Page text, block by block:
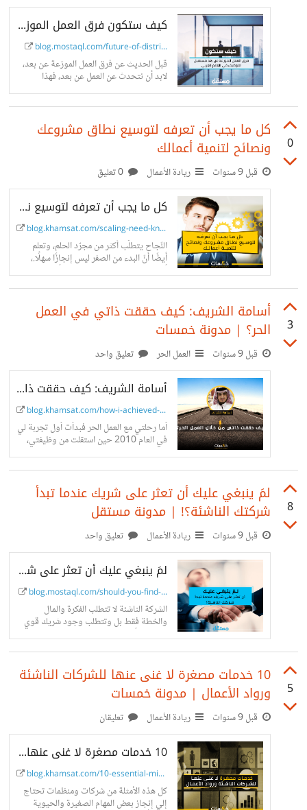
كيف ستكون فرق العمل الموزعة عن بعد مستقبل التوظيف في العالم العربي؟ | مدونة مستقل
blog.mostaql.com/future-of-distri...
قبل الحديث عن فرق العمل الموزعة عن بعد،
لابد أن نتحدث عن العمل عن بعد، فهذا
المصطلح لم يكن معروفا قبل السنوات العشر
0
كل ما يجب أن تعرفه لتوسيع نطاق مشروعك
ونصائح لتنمية أعمالك
قبل 9 سنوات ريادة الأعمال
كل ما يجب أن تعرفه لتوسيع نطاق مشروعك ونصائح لتنمية أعمالك | مدونة خمسات
blog.khamsat.com/scaling-need-kno...
النّجاح يتطلّب أكثر من مجرّد الحلم، وتعلم
أيضًا أنّ البدء من الصفر ليس إنجازًا سهلًا.،
أصبحت مستعدا للمرحلة التّالية، ألا وهي
3
أسامة الشريف: كيف حققت ذاتي في العمل
الحر؟ | مدونة خمسات
قبل 9 سنوات العمل الحر تعليق واحد
أسامة الشريف: كيف حققت ذاتي في العمل الحر؟
blog.khamsat.com/how-i-achieved-s...
أما رحلتي مع العمل الحر فبدأت أول تجربة لي
في العام 2010 حين استقلت من وظيفتي،
بعد عدة تجارب مع الوظائف التقليدية.
8
لمَ ينبغي عليك أن تعثر على شريك عندما تبدأ
شركتك الناشئة؟! | مدونة مستقل
قبل 9 سنوات ريادة الأعمال تعليق واحد
لمَ ينبغي عليك أن تعثر على شريك عندما تبدأ شركتك الناشئة؟! | مدونة مستقل
blog.mostaql.com/should-you-find-...
الشركة الناشئة لا تتطلب الفكرة والمال
والخطة فقط بل وتتطلب وجود شريك قوي
ومناسب أيضا ليعزز نمو الشركة معك، إذا كنت
5
10 خدمات مصغرة لا غنى عنها للشركات الناشئة
ورواد الأعمال | مدونة خمسات
قبل 9 سنوات ريادة الأعمال تعليقان
10 خدمات مصغرة لا غنى عنها للشركات الناشئة ورواد الأعمال | مدونة خمسات
blog.khamsat.com/10-essential-mic...
كل هذه الأمثلة من شركات ومنظمات تحتاج
إلي إنجاز بعض المهام الصغيرة والحيوية